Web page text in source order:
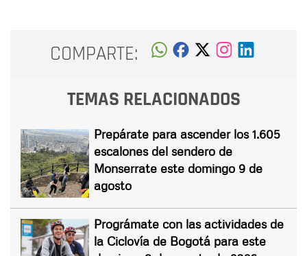
COMPARTE:
TEMAS RELACIONADOS
Prepárate para ascender los 1.605
escalones del sendero de
Monserrate este domingo 9 de
agosto
Prográmate con las actividades de
la Ciclovía de Bogotá para este